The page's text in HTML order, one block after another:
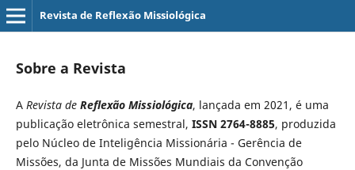
Revista de Reflexão Missiológica
Sobre a Revista
A Revista de Reflexão Missiológica, lançada em 2021, é uma
publicação eletrônica semestral, ISSN 2764-8885, produzida
pelo Núcleo de Inteligência Missionária - Gerência de
Missões, da Junta de Missões Mundiais da Convenção